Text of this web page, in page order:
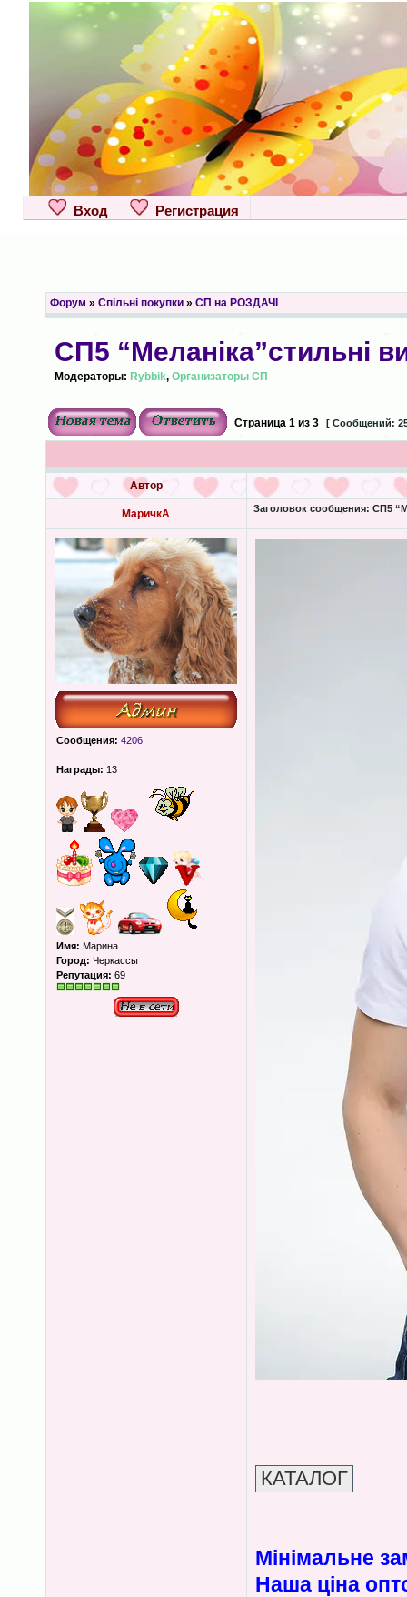
Вход Регистрация
Форум » Спільні покупки» СП на РОЗДАЧІ
СП5 “Меланіка”стильні
Модераторы: Rybbik, Организаторы СП
Страница 1из 3 [ Сообщений:
Автор
МаричкА Заголовок сообщения: СП5
Сообщения: 4206
Награды: 13
Имя: Марина
Город: Черкассы
Репутация: 69
Мінімальне
Наша ціна